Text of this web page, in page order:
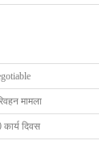
मामला
कार्य दिवस